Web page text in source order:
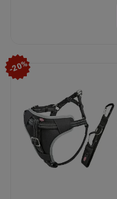
-20%